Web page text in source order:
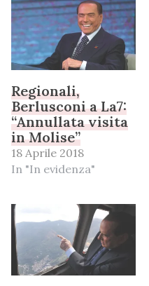
Regionali,
Berlusconi a La7:
“Annullata visita
in Molise”
18 Aprile 2018
In "In evidenza"